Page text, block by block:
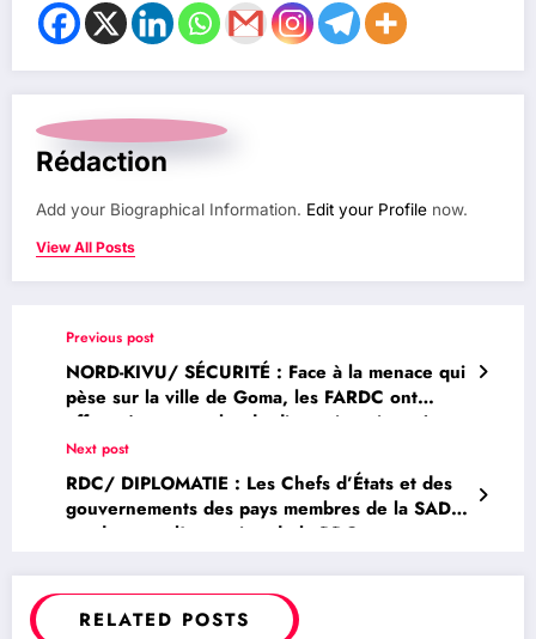
Rédaction
Add your Biographical Information. Edit your Profile now.
View All Posts
Previous post
NORD-KIVU/ SÉCURITÉ : Face à la menace qui
pèse sur la ville de Goma, les FARDC ont
effectué une marche de dissuasion visant à
tranquilliser la population
Next post
RDC/ DIPLOMATIE : Les Chefs d’États et des
gouvernements des pays membres de la SADC
condamnent l’agression de la RDC par son
RELATED POSTS